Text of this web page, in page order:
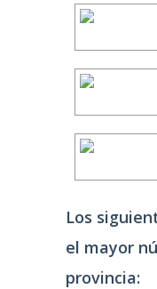
Los
el mayor
provincia: